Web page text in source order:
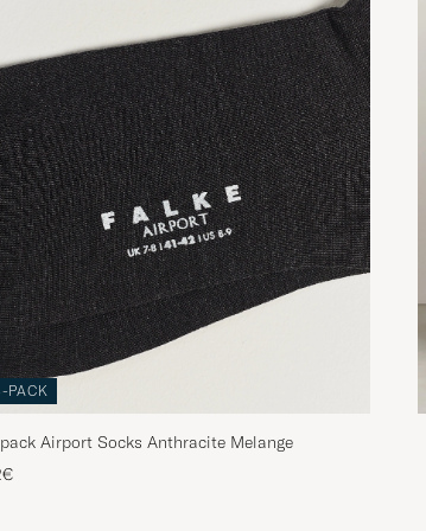
PACK
Airport Socks Anthracite Melange